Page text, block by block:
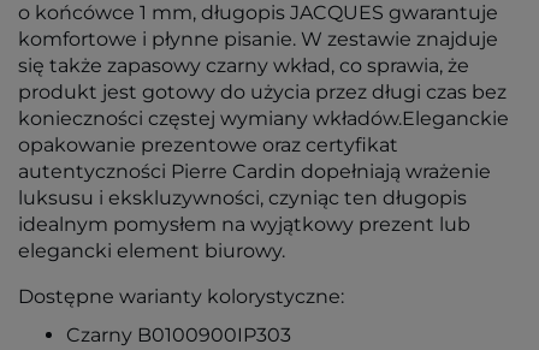
o końcówce 1 mm, długopis JACQUES gwarantuje
komfortowe i płynne pisanie. W zestawie znajduje
się także zapasowy czarny wkład, co sprawia, że
produkt jest gotowy do użycia przez długi czas bez
konieczności częstej wymiany wkładów.Eleganckie
opakowanie prezentowe oraz certyfikat
autentyczności Pierre Cardin dopełniają wrażenie
luksusu i ekskluzywności, czyniąc ten długopis
idealnym pomysłem na wyjątkowy prezent lub
elegancki element biurowy.
Dostępne warianty kolorystyczne:
Czarny B0100900IP303